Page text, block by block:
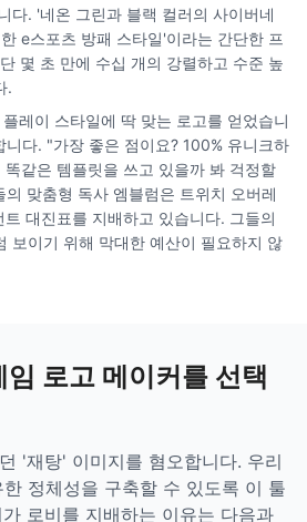
다. '네온 그린과 블랙 컬러의 사이버네
e스포츠 방패 스타일'이라는 간단한 프
몇 초 만에 수십 개의 강렬하고 수준 높
.
레이 스타일에 딱 맞는 로고를 얻었습니
니다. "가장 좋은 점이요? 100% 유니크하
같은 템플릿을 쓰고 있을까 봐 걱정할
맞춤형 독사 엠블럼은 트위치 오버레
대진표를 지배하고 있습니다. 그들의
보이기 위해 막대한 예산이 필요하지 않
로고 메이커를 선택
'재탕' 이미지를 혐오합니다. 우리
정체성을 구축할 수 있도록 이 툴
로비를 지배하는 이유는 다음과